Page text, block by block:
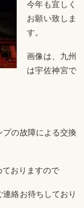
今年も宜しく
お願い致しま
す。
画像は、九州
は宇佐神宮で
プの故障による交換
おりますので
絡お待ちしており